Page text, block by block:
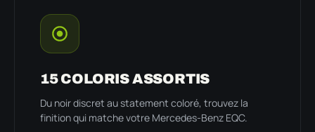
15 COLORIS ASSORTIS
Du noir discret au statement coloré, trouvez la
finition qui matche votre Mercedes-Benz EQC.